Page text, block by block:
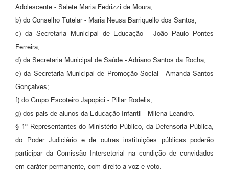
Adolescente - Salete Maria Fedrizzi de Moura;
b) do Conselho Tutelar - Maria Neusa Barriquello dos Santos;
c) da Secretaria Municipal de Educação - João Paulo Pontes
Ferreira;
d) da Secretaria Municipal de Saúde - Adriano Santos da Rocha;
e) da Secretaria Municipal de Promoção Social - Amanda Santos
Gonçalves;
f) do Grupo Escoteiro Japopici - Pillar Rodelis;
g) dos pais de alunos da Educação Infantil - Milena Leandro.
§ 1º Representantes do Ministério Público, da Defensoria Pública,
do Poder Judiciário e de outras instituições públicas poderão
participar da Comissão Intersetorial na condição de convidados
em caráter permanente, com direito a voz e voto.